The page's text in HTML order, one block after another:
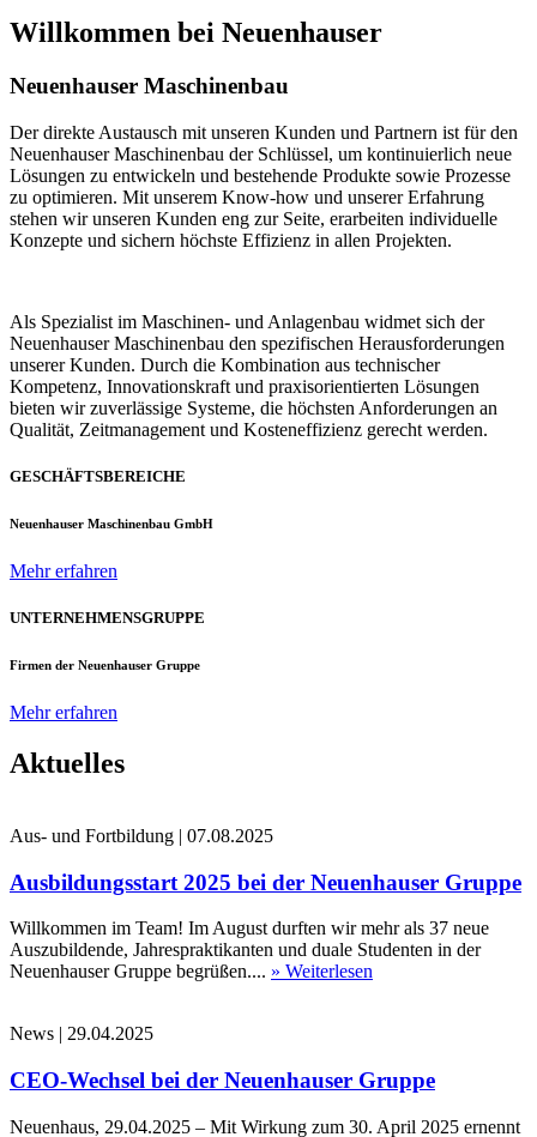
Willkommen bei Neuenhauser
Neuenhauser Maschinenbau
Der direkte Austausch mit unseren Kunden und Partnern ist für den
Neuenhauser Maschinenbau der Schlüssel, um kontinuierlich neue
Lösungen zu entwickeln und bestehende Produkte sowie Prozesse
zu optimieren. Mit unserem Know-how und unserer Erfahrung
stehen wir unseren Kunden eng zur Seite, erarbeiten individuelle
Konzepte und sichern höchste Effizienz in allen Projekten.
Als Spezialist im Maschinen- und Anlagenbau widmet sich der
Neuenhauser Maschinenbau den spezifischen Herausforderungen
unserer Kunden. Durch die Kombination aus technischer
Kompetenz, Innovationskraft und praxisorientierten Lösungen
bieten wir zuverlässige Systeme, die höchsten Anforderungen an
Qualität, Zeitmanagement und Kosteneffizienz gerecht werden.
GESCHÄFTSBEREICHE
Neuenhauser Maschinenbau GmbH
Mehr erfahren
UNTERNEHMENSGRUPPE
Firmen der Neuenhauser Gruppe
Mehr erfahren
Aktuelles
Aus- und Fortbildung | 07.08.2025
Ausbildungsstart 2025 bei der Neuenhauser Gruppe
Willkommen im Team! Im August durften wir mehr als 37 neue
Auszubildende, Jahrespraktikanten und duale Studenten in der
Neuenhauser Gruppe begrüßen.... » Weiterlesen
News | 29.04.2025
CEO-Wechsel bei der Neuenhauser Gruppe
Neuenhaus, 29.04.2025 – Mit Wirkung zum 30. April 2025 ernennt